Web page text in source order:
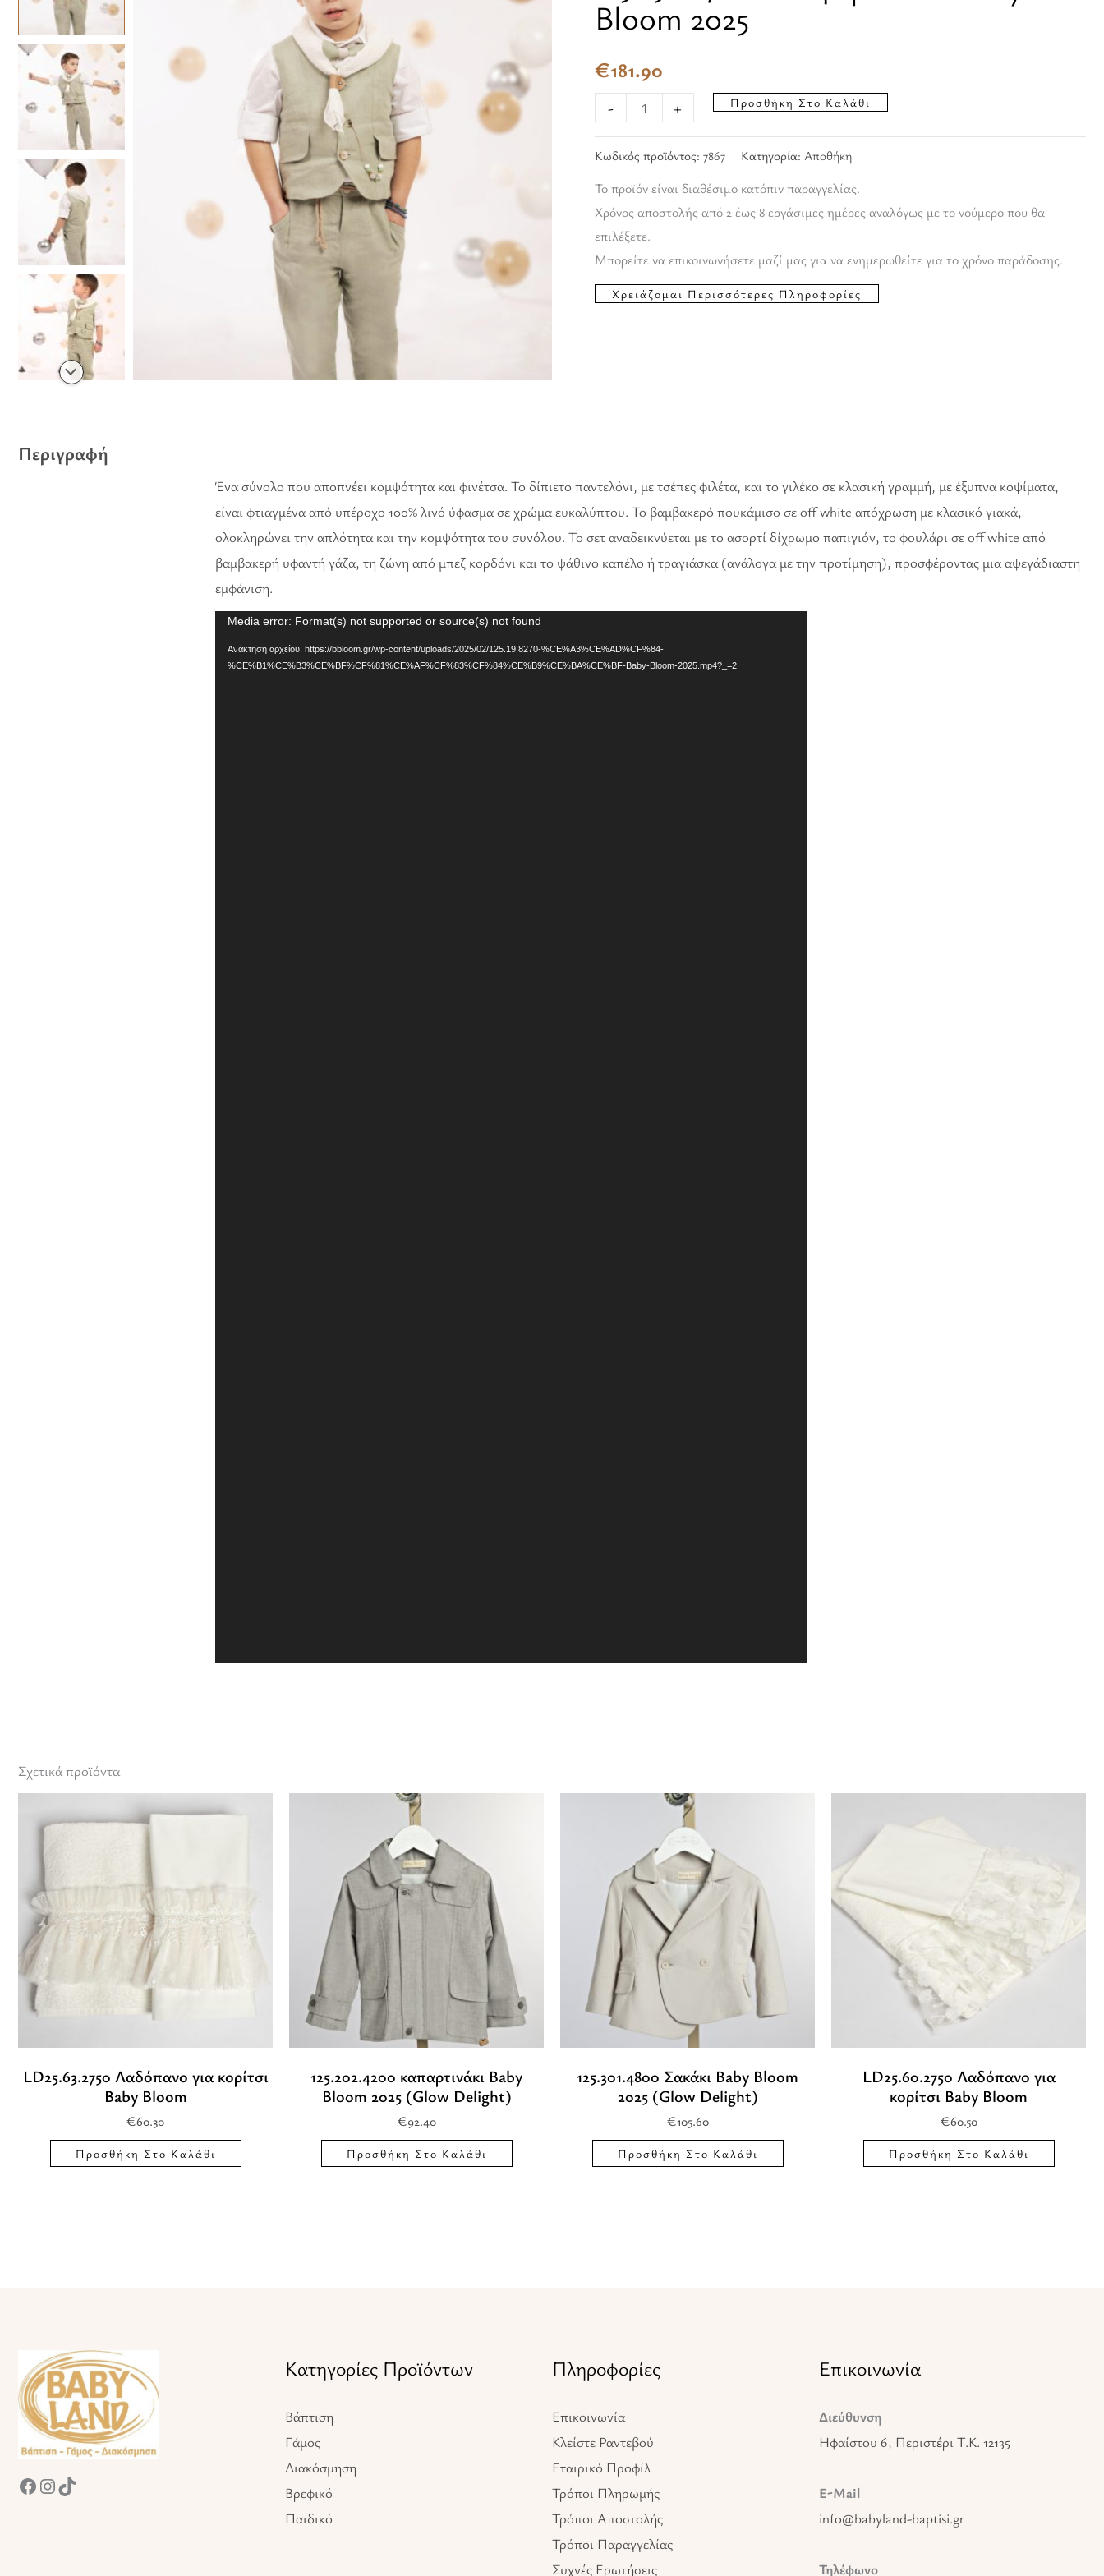
Bloom 2025
€181.90
-
Baby
2025
ποσότητα
+ Προσθήκη Στο Καλάθι
Κωδικός προϊόντος: 7867 Κατηγορία: Αποθήκη
Το προϊόν είναι διαθέσιμο κατόπιν παραγγελίας.
Χρόνος αποστολής από 2 έως 8 εργάσιμες ημέρες αναλόγως με το νούμερο που θα
επιλέξετε.
Μπορείτε να επικοινωνήσετε μαζί μας για να ενημερωθείτε για το χρόνο παράδοσης.
Περιγραφή
Ένα σύνολο που αποπνέει κομψότητα και φινέτσα. Το δίπιετο παντελόνι, με τσέπες φιλέτα, και το γιλέκο σε κλασική γραμμή, με έξυπνα κοψίματα,
είναι φτιαγμένα από υπέροχο 100% λινό ύφασμα σε χρώμα ευκαλύπτου. Το βαμβακερό πουκάμισο σε off white απόχρωση με κλασικό γιακά,
ολοκληρώνει την απλότητα και την κομψότητα του συνόλου. Το σετ αναδεικνύεται με το ασορτί δίχρωμο παπιγιόν, το φουλάρι σε off white από
βαμβακερή υφαντή γάζα, τη ζώνη από μπεζ κορδόνι και το ψάθινο καπέλο ή τραγιάσκα (ανάλογα με την προτίμηση), προσφέροντας μια αψεγάδιαστη
εμφάνιση.
Πρόγραμμα
Αναπαραγωγής
Βίντεο
Media error: Format(s) not supported or source(s) not found
Ανάκτηση αρχείου: https://bbloom.gr/wp-content/uploads/2025/02/125.19.8270-%CE%A3%CE%AD%CF%84-
%CE%B1%CE%B3%CE%BF%CF%81%CE%AF%CF%83%CF%84%CE%B9%CE%BA%CE%BF-Baby-Bloom-2025.mp4?_=2
Σχετικά προϊόντα
LD25.63.2750 Λαδόπανο για κορίτσι
Baby Bloom
€60.30
Προσθήκη Στο Καλάθι
125.202.4200 καπαρτινάκι Baby
Bloom 2025 (Glow Delight)
€92.40
Προσθήκη Στο Καλάθι
125.301.4800 Σακάκι Baby Bloom
2025 (Glow Delight)
€105.60
Προσθήκη Στο Καλάθι
LD25.60.2750 Λαδόπανο για
κορίτσι Baby Bloom
€60.50
Προσθήκη Στο Καλάθι
Facebook
Instagram
TikTok
Κατηγορίες Προϊόντων
Βάπτιση
Γάμος
Διακόσμηση
Βρεφικό
Παιδικό
Πληροφορίες
Επικοινωνία
Κλείστε Ραντεβού
Εταιρικό Προφίλ
Τρόποι Πληρωμής
Τρόποι Αποστολής
Τρόποι Παραγγελίας
Συχνές Ερωτήσεις
Επικοινωνία
Διεύθυνση
Ηφαίστου 6, Περιστέρι T.K. 12135
E-Mail
info@babyland-baptisi.gr
Τηλέφωνο